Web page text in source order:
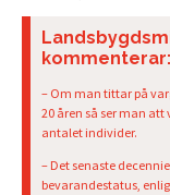
kommenterar:
– Om man tittar på
20 åren så ser man
antalet individer.
– Det senaste
bevarandestatus,